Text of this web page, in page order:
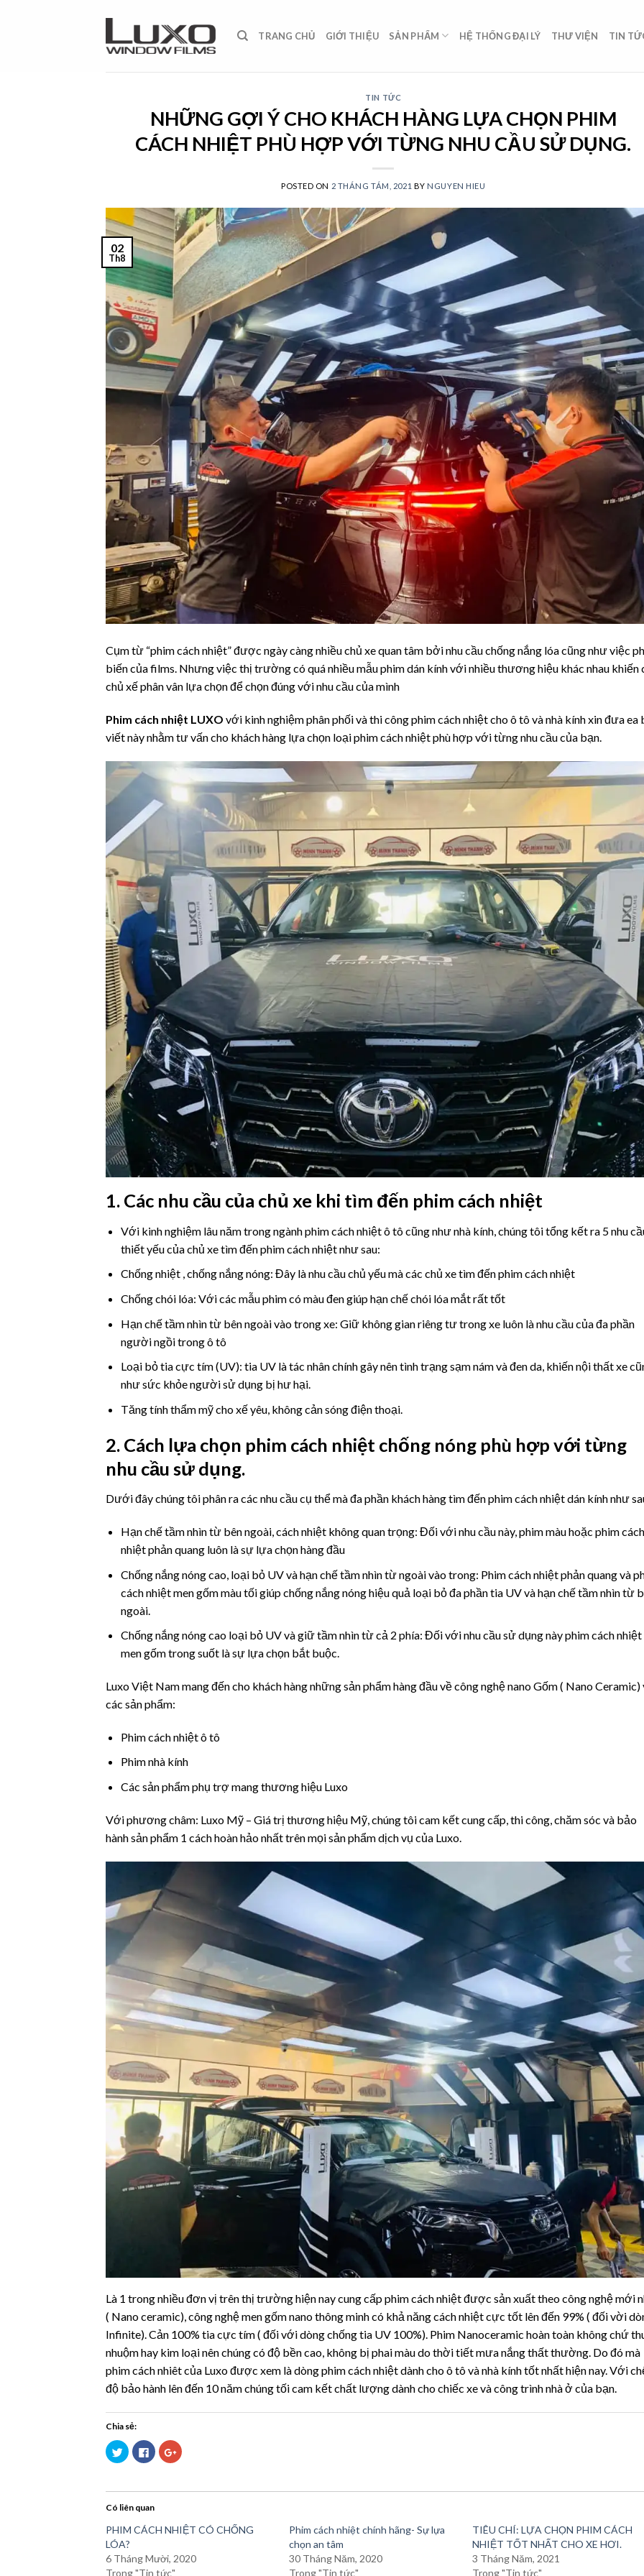
TRANG CHỦ GIỚI THIỆU SẢN PHẨM HỆ THỐNG ĐẠI LÝ THƯ VIỆN TIN
TIN TỨC
NHỮNG GỢI Ý CHO KHÁCH HÀNG LỰA CHỌN PHIM
CÁCH NHIỆT PHÙ HỢP VỚI TỪNG NHU CẦU SỬ DỤNG.
POSTED ON 2 THÁNG TÁM, 2021 BY NGUYEN HIEU
02
Th8
Cụm từ “phim cách nhiệt” được ngày càng nhiều chủ xe quan tâm bởi nhu cầu chống nắng lóa cũng như việc
biến của films. Nhưng việc thị trường có quá nhiều mẫu phim dán kính với nhiều thương hiệu khác nhau khiến
chủ xế phân vân lựa chọn để chọn đúng với nhu cầu của mình
Phim cách nhiệt LUXO với kinh nghiệm phân phối và thi công phim cách nhiệt cho ô tô và nhà kính xin đưa ea
viết này nhằm tư vấn cho khách hàng lựa chọn loại phim cách nhiệt phù hợp với từng nhu cầu của bạn.
1. Các nhu cầu của chủ xe khi tìm đến phim cách nhiệt
Với kinh nghiệm lâu năm trong ngành phim cách nhiệt ô tô cũng như nhà kính, chúng tôi tổng kết ra 5 nhu
thiết yếu của chủ xe tìm đến phim cách nhiệt như sau:
Chống nhiệt , chống nắng nóng: Đây là nhu cầu chủ yếu mà các chủ xe tìm đến phim cách nhiệt
Chống chói lóa: Với các mẫu phim có màu đen giúp hạn chế chói lóa mắt rất tốt
Hạn chế tầm nhìn từ bên ngoài vào trong xe: Giữ không gian riêng tư trong xe luôn là nhu cầu của đa phần
người ngồi trong ô tô
Loại bỏ tia cực tím (UV): tia UV là tác nhân chính gây nên tình trạng sạm nám và đen da, khiến nội thất xe
như sức khỏe người sử dụng bị hư hại.
Tăng tính thẩm mỹ cho xế yêu, không cản sóng điện thoại.
2. Cách lựa chọn phim cách nhiệt chống nóng phù hợp với từng
nhu cầu sử dụng.
Dưới đây chúng tôi phân ra các nhu cầu cụ thể mà đa phần khách hàng tìm đến phim cách nhiệt dán kính như
Hạn chế tầm nhìn từ bên ngoài, cách nhiệt không quan trọng: Đối với nhu cầu này, phim màu hoặc phim cách
nhiệt phản quang luôn là sự lựa chọn hàng đầu
Chống nắng nóng cao, loại bỏ UV và hạn chế tầm nhìn từ ngoài vào trong: Phim cách nhiệt phản quang và
cách nhiệt men gốm màu tối giúp chống nắng nóng hiệu quả loại bỏ đa phần tia UV và hạn chế tầm nhìn từ
ngoài.
Chống nắng nóng cao loại bỏ UV và giữ tầm nhìn từ cả 2 phía: Đối với nhu cầu sử dụng này phim cách nhiệt
men gốm trong suốt là sự lựa chọn bắt buộc.
Luxo Việt Nam mang đến cho khách hàng những sản phẩm hàng đầu về công nghệ nano Gốm ( Nano
các sản phẩm:
Phim cách nhiệt ô tô
Phim nhà kính
Các sản phẩm phụ trợ mang thương hiệu Luxo
Với phương châm: Luxo Mỹ – Giá trị thương hiệu Mỹ, chúng tôi cam kết cung cấp, thi công, chăm sóc và bảo
hành sản phẩm 1 cách hoàn hảo nhất trên mọi sản phẩm dịch vụ của Luxo.
Là 1 trong nhiều đơn vị trên thị trường hiện nay cung cấp phim cách nhiệt được sản xuất theo công nghệ mới
( Nano ceramic), công nghệ men gốm nano thông minh có khả năng cách nhiệt cực tốt lên đến 99% ( đối vời
Infinite). Cản 100% tia cực tím ( đối với dòng chống tia UV 100%). Phim Nanoceramic hoàn toàn không chứ
nhuộm hay kim loại nên chúng có độ bền cao, không bị phai màu do thời tiết mưa nắng thất thường. Do đó mà
phim cách nhiêt của Luxo được xem là dòng phim cách nhiệt dành cho ô tô và nhà kính tốt nhất hiện nay. Với
độ bảo hành lên đến 10 năm chúng tối cam kết chất lượng dành cho chiếc xe và công trình nhà ở của bạn.
Chia sẻ:
Bấm
để
chia
Twitter
in
window)
Nhấn
vào
chia
Facebook
in
window)
Bấm
để
Google+
window)
Có liên quan
PHIM CÁCH NHIỆT CÓ CHỐNG
LÓA?
6 Tháng Mười, 2020
Trong "Tin tức"
Phim cách nhiệt chính hãng- Sự lựa
chọn an tâm
30 Tháng Năm, 2020
Trong "Tin tức"
TIÊU CHÍ: LỰA CHỌN PHIM CÁCH
NHIỆT TỐT NHẤT CHO XE HƠI.
3 Tháng Năm, 2021
Trong "Tin tức"